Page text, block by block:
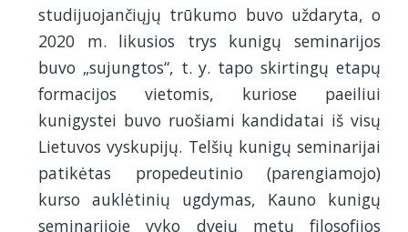
studijuojančiųjų trūkumo buvo uždaryta, o
2020 m. likusios trys kunigų seminarijos
buvo „sujungtos“, t. y. tapo skirtingų etapų
formacijos vietomis, kuriose paeiliui
kunigystei buvo ruošiami kandidatai iš visų
Lietuvos vyskupijų. Telšių kunigų seminarijai
patikėtas propedeutinio (parengiamojo)
kurso auklėtinių ugdymas, Kauno kunigų
seminarijoje vyko dvejų metų filosofijos